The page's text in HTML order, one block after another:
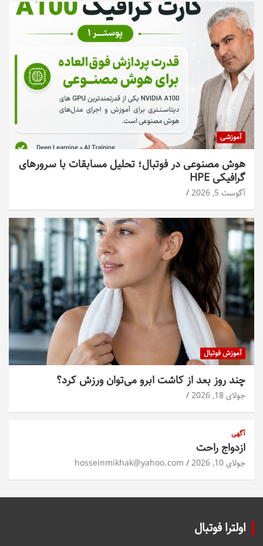
آموزشی
هوش مصنوعی در فوتبال؛ تحلیل مسابقات با سرورهای
گرافیکی HPE
آگوست 5, 2026
آموزش فوتبال
چند روز بعد از کاشت ابرو می‌توان ورزش کرد؟
جولای 18, 2026
آگهی
ازدواج راحت
جولای 10, 2026 hosseinmikhak@yahoo.com
اولترا فوتبال